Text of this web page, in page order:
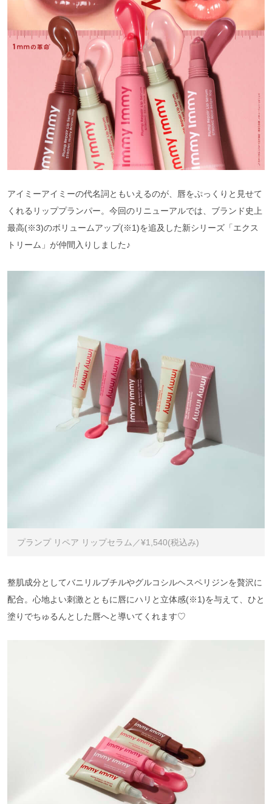
アイミーアイミーの代名詞ともいえるのが、唇をぷっくりと見せて
くれるリッププランパー。今回のリニューアルでは、ブランド史上
最高(※3)のボリュームアップ(※1)を追及した新シリーズ「エクス
トリーム」が仲間入りしました♪
プランプ リペア リップセラム／¥1,540(税込み)
整肌成分としてバニリルブチルやグルコシルヘスペリジンを贅沢に
配合。心地よい刺激とともに唇にハリと立体感(※1)を与えて、ひと
塗りでちゅるんとした唇へと導いてくれます♡